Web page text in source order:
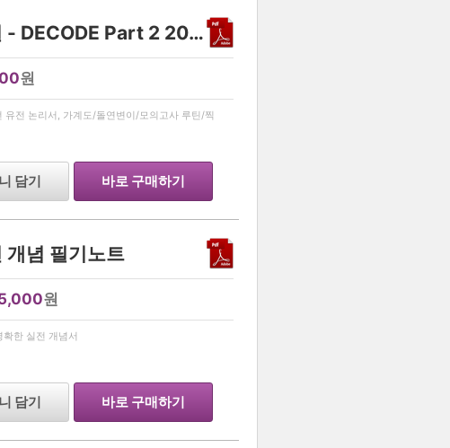
생명과학 1 유전 스킬 - DECODE Part 2 2027
원
유전 논리서, 가계도/돌연변이/모의고사 루틴/찍
담기 바로 구매하기
념 필기노트
원
한 실전 개념서
담기 바로 구매하기